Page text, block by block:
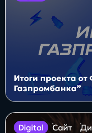
Итоги проекта
Газпромбанка”
digital Сайт